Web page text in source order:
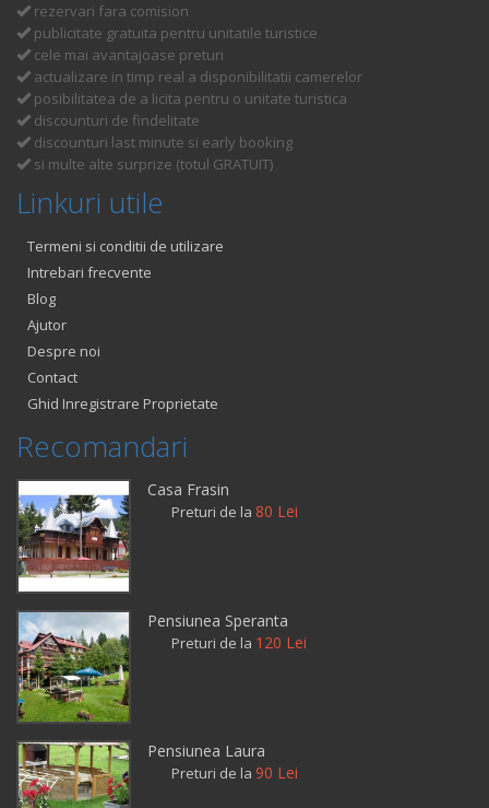
rezervari fara comision
publicitate gratuita pentru unitatile turistice
cele mai avantajoase preturi
actualizare in timp real a disponibilitatii camerelor
posibilitatea de a licita pentru o unitate turistica
discounturi de findelitate
discounturi last minute si early booking
si multe alte surprize (totul GRATUIT)
Linkuri utile
Termeni si conditii de utilizare
Intrebari frecvente
Blog
Ajutor
Despre noi
Contact
Ghid Inregistrare Proprietate
Recomandari
Casa Frasin
Preturi de la 80 Lei
Pensiunea Speranta
Preturi de la 120 Lei
Pensiunea Laura
Preturi de la 90 Lei